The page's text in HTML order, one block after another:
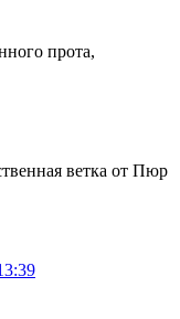
прота,
ветка от Пюр